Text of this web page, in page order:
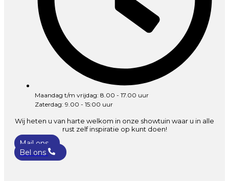
Maandag t/m vrijdag: 8.00 - 17.00 uur
Zaterdag: 9.00 - 15:00 uur
Wij heten u van harte welkom in onze showtuin waar u in alle
rust zelf inspiratie op kunt doen!
Mail ons
Bel ons